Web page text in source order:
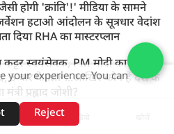
होगी 'क्रांति'!' मीडिया के सामने
हटाओ आंदोलन के सूत्रधार वेदांश
दिया RHA का मास्टरप्लान
कट्टर स्वयंसेवक, PM मोदी का
5 बार के MP...आखिर कौन हैं देश के
मंत्री प्रह्लाद जोशी?
your experience. You can
Reject